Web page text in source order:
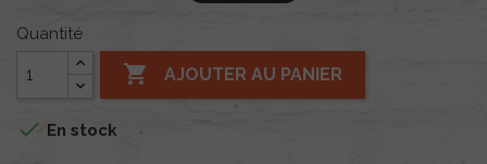
Quantité
 AJOUTER AU PANIER
 En stock